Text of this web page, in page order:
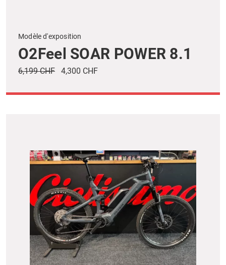
Modèle d'exposition
O2Feel SOAR POWER 8.1
6,199 CHF 4,300 CHF